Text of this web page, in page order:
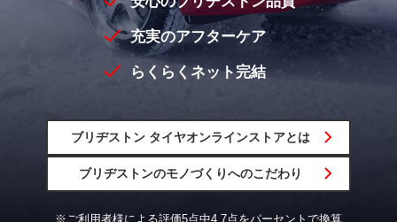
充実のアフターケア
らくらくネット完結
ブリヂストン タイヤオンラインストアとは
ブリヂストンのモノづくりへのこだわり
※ご利用者様による評価5点中4.7点をパーセントで換算